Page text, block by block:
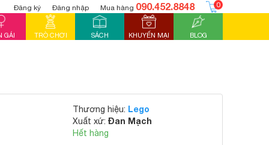
Đăng ký Đăng nhập Mua hàng 090.452.8848 0
GÁI TRÒ CHƠI SÁCH KHUYẾN MẠI BLOG
Thương hiệu: Lego
Xuất xứ: Đan Mạch
Hết hàng